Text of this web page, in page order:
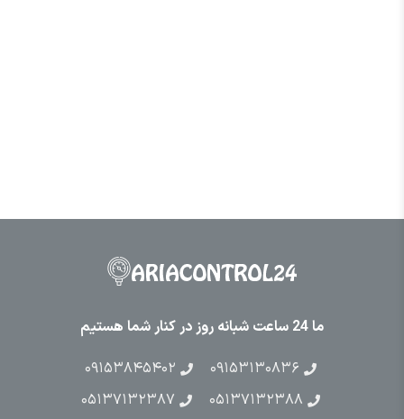
ما 24 ساعت شبانه روز در کنار شما هستیم
۰۹۱۵۳۱۳۰۸۳۶
۰۹۱۵۳۸۴۵۴۰۲
۰۵۱۳۷۱۳۲۳۸۸
۰۵۱۳۷۱۳۲۳۸۷